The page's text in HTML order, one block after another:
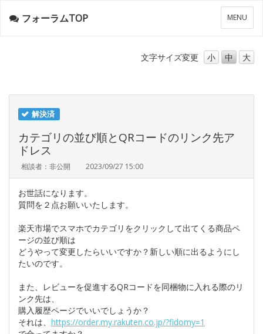
メ
ニ
ー
MENU
フォーラムTOP
文字サイズ変更 小 中 大
解決済
カテゴリの並び順とQRコードのリンク先ア
ドレス
相談者：非公開 2023/09/27 15:00
お世話になります。
質問を２点お願いいたします。
楽天市場でスマホでカテゴリをクリックして出てくる商品ペ
ージの並び順は
どうやって変更したらいいですか？新しい順に出るようにし
たいのです。
また、レビューを促進するQRコードを同梱物に入れる際のリ
ンク先は、
購入履歴ページでいいでしょうか？
それは、 https://order.my.rakuten.co.jp/?fidomy=1